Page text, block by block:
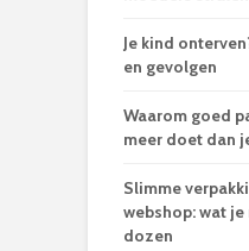
Je kind
en gevolgen
Waarom goed
meer doet dan
Slimme
webshop: wat
dozen